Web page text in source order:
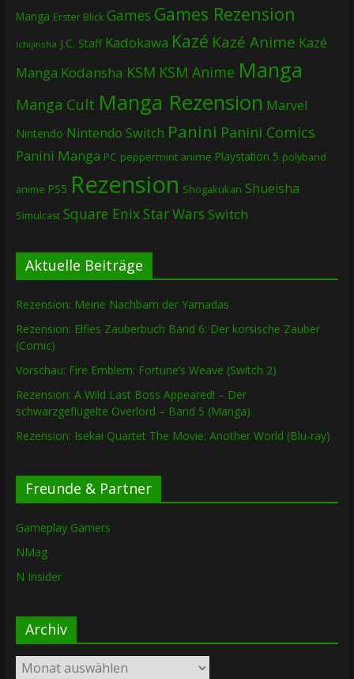
Manga Erster Blick Games Games Rezension
Ichijinsha J.C. Staff Kadokawa Kazé Kazé Anime Kazé
Manga Kodansha KSM KSM Anime Manga
Manga Cult Manga Rezension Marvel
Nintendo Nintendo Switch Panini Panini Comics
Panini Manga PC peppermint anime Playstation 5 polyband
anime PS5 Rezension Shogakukan Shueisha
Simulcast Square EnixStar Wars Switch
Aktuelle Beiträge
Rezension: Meine Nachbarn der Yamadas
Rezension: Elfies Zauberbuch Band 6: Der korsische Zauber
(Comic)
Vorschau: Fire Emblem: Fortune’s Weave (Switch 2)
Rezension: A Wild Last Boss Appeared! – Der
schwarzgeflügelte Overlord – Band 5 (Manga)
Rezension: Isekai Quartet The Movie: Another World (Blu-ray)
Freunde & Partner
Gameplay Gamers
NMag
N Insider
Archiv
Archiv